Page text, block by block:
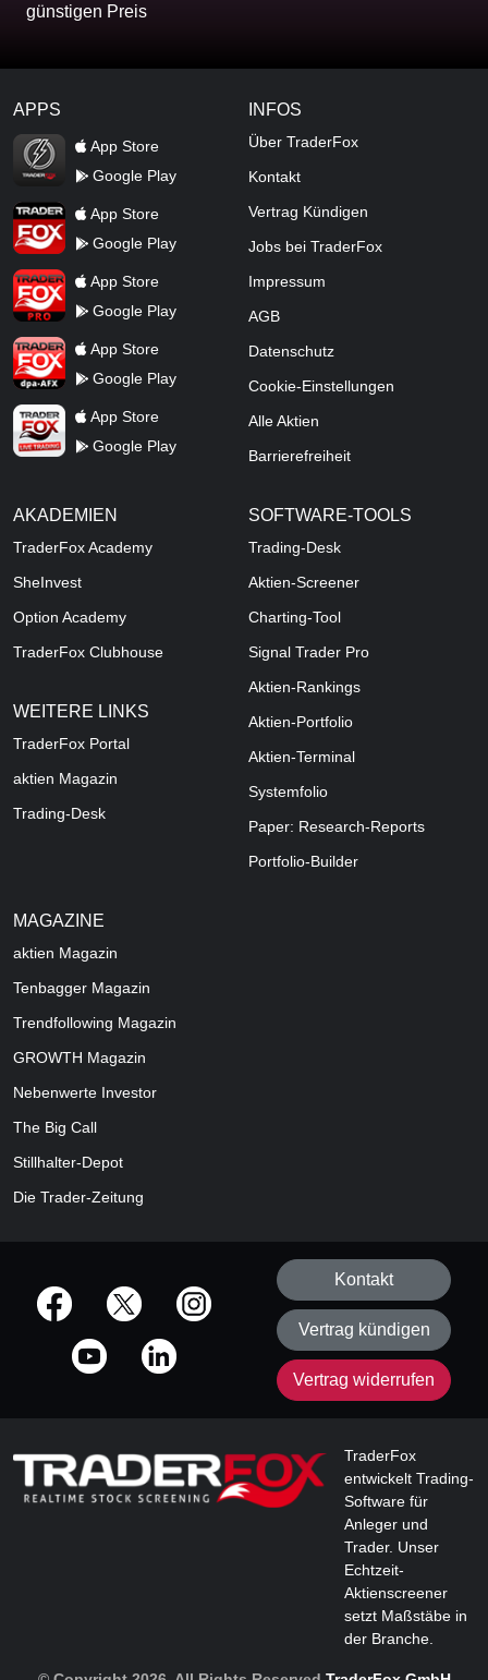
günstigen Preis
APPS
TraderFox Flash
App Store
Google Play
TraderFox AppApp Store
Google Play
TraderFox ProApp Store
Google Play
TraderFox dpa-AFX ProFeed
App Store
Google Play
TraderFox Live Trading
App Store
Google Play
INFOS
Über TraderFox
Kontakt
Vertrag Kündigen
Jobs bei TraderFox
Impressum
AGB
Datenschutz
Cookie-Einstellungen
Alle Aktien
Barrierefreiheit
AKADEMIEN
TraderFox Academy
SheInvest
Option Academy
TraderFox Clubhouse
WEITERE LINKS
TraderFox Portal
aktien Magazin
Trading-Desk
SOFTWARE-TOOLS
Trading-Desk
Aktien-Screener
Charting-Tool
Signal Trader Pro
Aktien-Rankings
Aktien-Portfolio
Aktien-Terminal
Systemfolio
Paper: Research-Reports
Portfolio-Builder
MAGAZINE
aktien Magazin
Tenbagger Magazin
Trendfollowing Magazin
GROWTH Magazin
Nebenwerte Investor
The Big Call
Stillhalter-Depot
Die Trader-Zeitung
offizielle Social Media-Accounts
Kontakt
Vertrag kündigen
Vertrag widerrufen
TraderFox
entwickelt Trading-
Software für
Anleger und
Trader. Unser
Echtzeit-
Aktienscreener
setzt Maßstäbe in
der Branche.